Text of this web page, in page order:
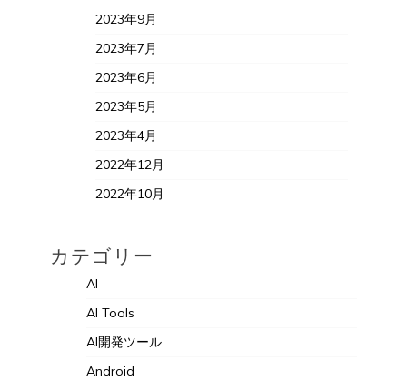
2023年9月
2023年7月
2023年6月
2023年5月
2023年4月
2022年12月
2022年10月
カテゴリー
AI
AI Tools
AI開発ツール
Android